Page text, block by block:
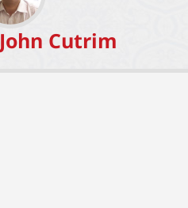
John Cutrim